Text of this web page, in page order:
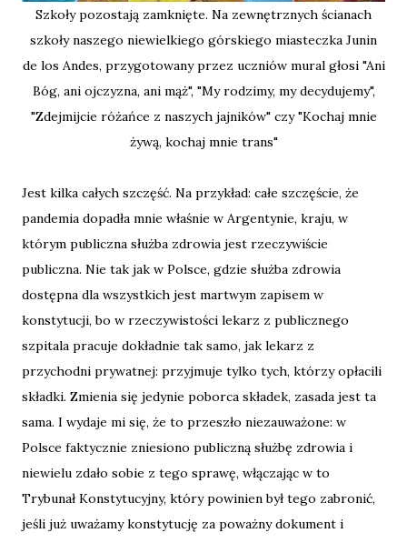
Szkoły pozostają zamknięte. Na zewnętrznych ścianach
szkoły naszego niewielkiego górskiego miasteczka Junin
de los Andes, przygotowany przez uczniów mural głosi "Ani
Bóg, ani ojczyzna, ani mąż", "My rodzimy, my decydujemy",
"Zdejmijcie różańce z naszych jajników" czy "Kochaj mnie
żywą, kochaj mnie trans"
Jest kilka całych szczęść. Na przykład: całe szczęście, że
pandemia dopadła mnie właśnie w Argentynie, kraju, w
którym publiczna służba zdrowia jest rzeczywiście
publiczna. Nie tak jak w Polsce, gdzie służba zdrowia
dostępna dla wszystkich jest martwym zapisem w
konstytucji, bo w rzeczywistości lekarz z publicznego
szpitala pracuje dokładnie tak samo, jak lekarz z
przychodni prywatnej: przyjmuje tylko tych, którzy opłacili
składki. Zmienia się jedynie poborca składek, zasada jest ta
sama. I wydaje mi się, że to przeszło niezauważone: w
Polsce faktycznie zniesiono publiczną służbę zdrowia i
niewielu zdało sobie z tego sprawę, włączając w to
Trybunał Konstytucyjny, który powinien był tego zabronić,
jeśli już uważamy konstytucję za poważny dokument i